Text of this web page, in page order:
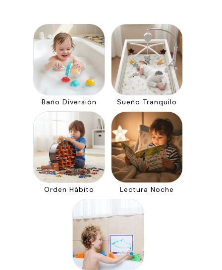
Baño Diversión Sueño Tranquilo
Orden Hábito Lectura Noche